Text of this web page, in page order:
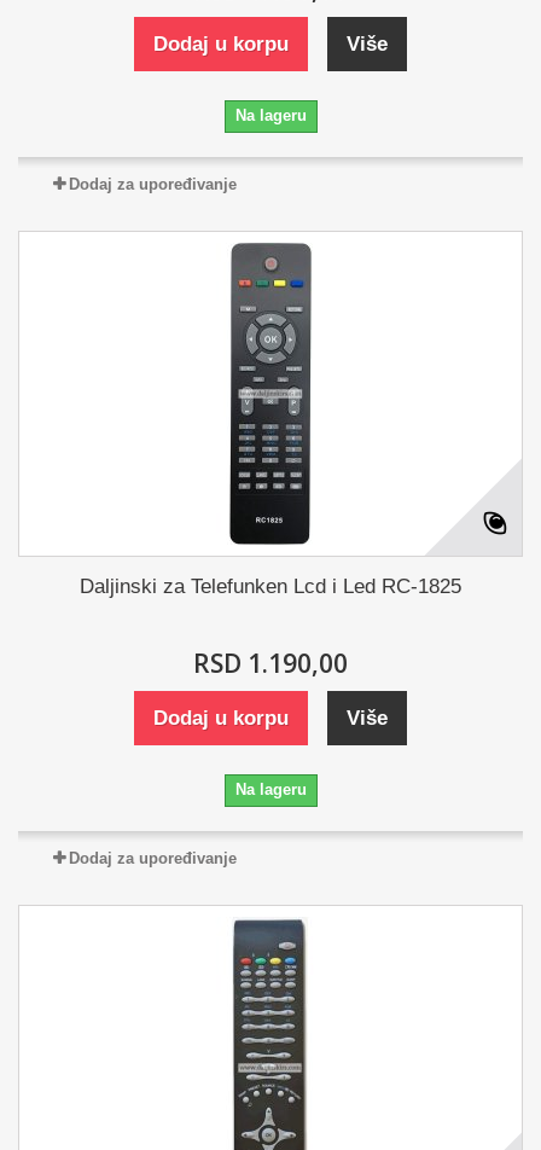
Dodaj u korpu Više
Na lageru
Dodaj za upoređivanje
Daljinski za Telefunken Lcd i Led RC-1825
RSD 1.190,00
Dodaj u korpu Više
Na lageru
Dodaj za upoređivanje